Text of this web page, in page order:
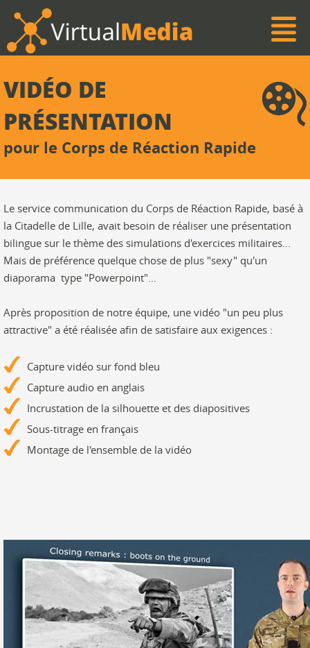
VIDÉO DE
PRÉSENTATION
pour le Corps de Réaction Rapide
Le service communication du Corps de Réaction Rapide, basé à
la Citadelle de Lille, avait besoin de réaliser une présentation
bilingue sur le thème des simulations d'exercices militaires...
Mais de préférence quelque chose de plus "sexy" qu'un
diaporama type "Powerpoint"...
Après proposition de notre équipe, une vidéo "un peu plus
attractive" a été réalisée afin de satisfaire aux exigences :
Capture vidéo sur fond bleu
Capture audio en anglais
Incrustation de la silhouette et des diapositives
Sous-titrage en français
Montage de l'ensemble de la vidéo